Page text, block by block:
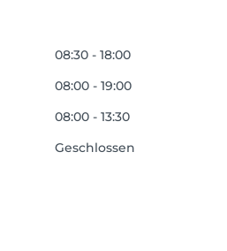
08:30 - 18:00
08:00 - 19:00
08:00 - 13:30
Geschlossen